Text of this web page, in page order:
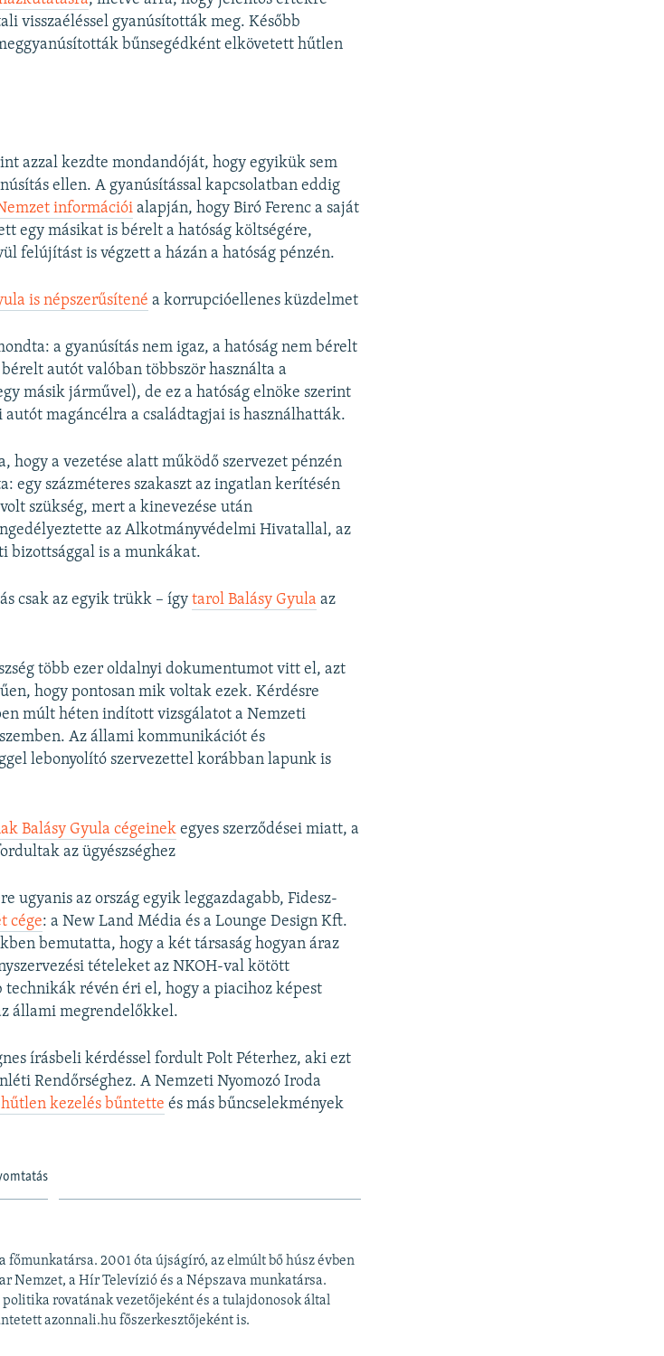
visszaéléssel gyanúsították meg. Később
bűnsegédként elkövetett hűtlen
azzal kezdte mondandóját, hogy egyikük sem
ellen. A gyanúsítással kapcsolatban eddig
információi alapján, hogy Biró Ferenc a saját
egy másikat is bérelt a hatóság költségére,
felújítást is végzett a házán a hatóság pénzén.
is népszerűsítené a korrupcióellenes küzdelmet
a gyanúsítás nem igaz, a hatóság nem bérelt
autót valóban többször használta a
másik járművel), de ez a hatóság elnöke szerint
magáncélra a családtagjai is használhatták.
hogy a vezetése alatt működő szervezet pénzén
egy százméteres szakaszt az ingatlan kerítésén
szükség, mert a kinevezése után
az Alkotmányvédelmi Hivatallal, az
bizottsággal is a munkákat.
csak az egyik trükk – ígytarol Balásy Gyula az
több ezer oldalnyi dokumentumot vitt el, azt
hogy pontosan mik voltak ezek. Kérdésre
múlt héten indított vizsgálatot a Nemzeti
Az állami kommunikációt és
lebonyolító szervezettel korábban lapunk is
Balásy Gyula cégeinek egyes szerződései miatt, a
az ügyészséghez
ugyanis az ország egyik leggazdagabb, Fidesz-
cége: a New Land Média és a Lounge Design Kft.
bemutatta, hogy a két társaság hogyan áraz
tételeket az NKOH-val kötött
révén éri el, hogy a piacihoz képest
állami megrendelőkkel.
írásbeli kérdéssel fordult Polt Péterhez, aki ezt
Rendőrséghez. A Nemzeti Nyomozó Iroda
kezelés bűntette és más bűncselekmények
főmunkatársa. 2001 óta újságíró, az elmúlt bő húsz évben
Nemzet, a Hír Televízió és a Népszava munkatársa.
rovatának vezetőjeként és a tulajdonosok által
azonnali.hu főszerkesztőjeként is.